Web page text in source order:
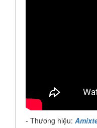
- Thương hiệu: